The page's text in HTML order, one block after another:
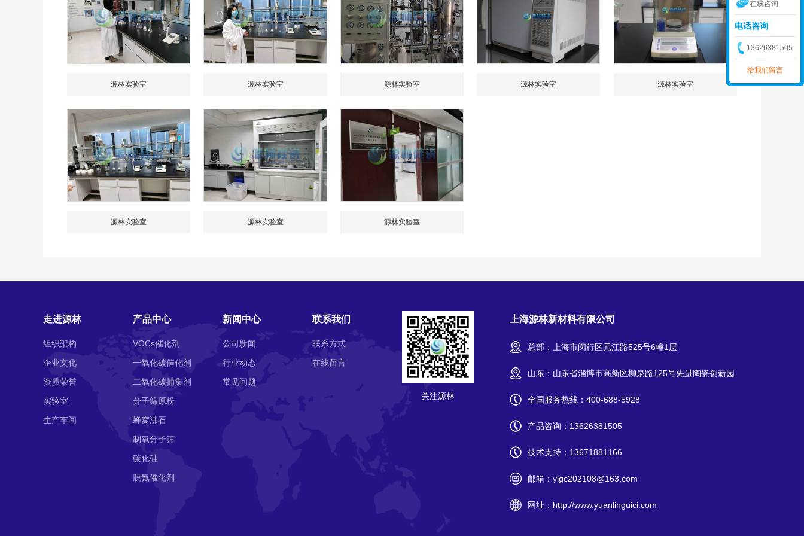
源林实验室 源林实验室 源林实验室 源林实验室 源林实验室
源林实验室 源林实验室 源林实验室
走进源林
组织架构
企业文化
资质荣誉
实验室
生产车间
产品中心
VOCs催化剂
一氧化碳催化剂
二氧化碳捕集剂
分子筛原粉
蜂窝沸石
制氧分子筛
碳化硅
脱氨催化剂
新闻中心
公司新闻
行业动态
常见问题
联系我们
联系方式
在线留言
关注源林
上海源林新材料有限公司
总部：上海市闵行区元江路525号6幢1层
山东：山东省淄博市高新区柳泉路125号先进陶瓷创新园
全国服务热线： 400-688-5928
产品咨询： 13626381505
技术支持： 13671881166
邮箱： ylgc202108@163.com
网址： http://www.yuanlinguici.com
在线咨询
电话咨询
13626381505
给我们留言